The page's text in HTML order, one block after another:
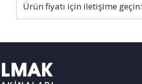
Ürün fiyatı için iletişime geçin: